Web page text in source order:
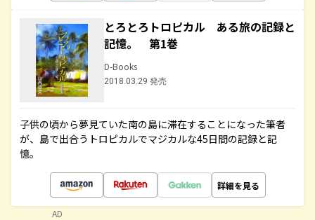
とろとろトロピカル ある旅の記録と
記憶。 第1巻
D-Books
2018.03.29 発売
子供の頃から夢見ていた南の島に滞在することになった筆者
が、島で出合うトロピカルでマジカルな45日間の記録と記
憶。
詳細を見る
AD